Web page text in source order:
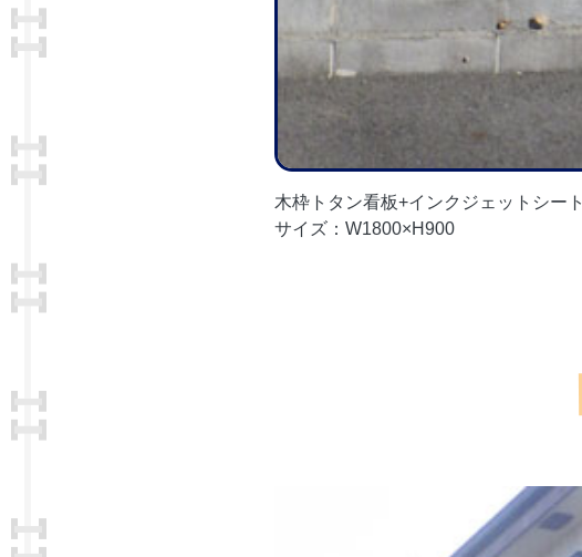
木枠トタン看板+インクジェットシート
サイズ：W1800×H900